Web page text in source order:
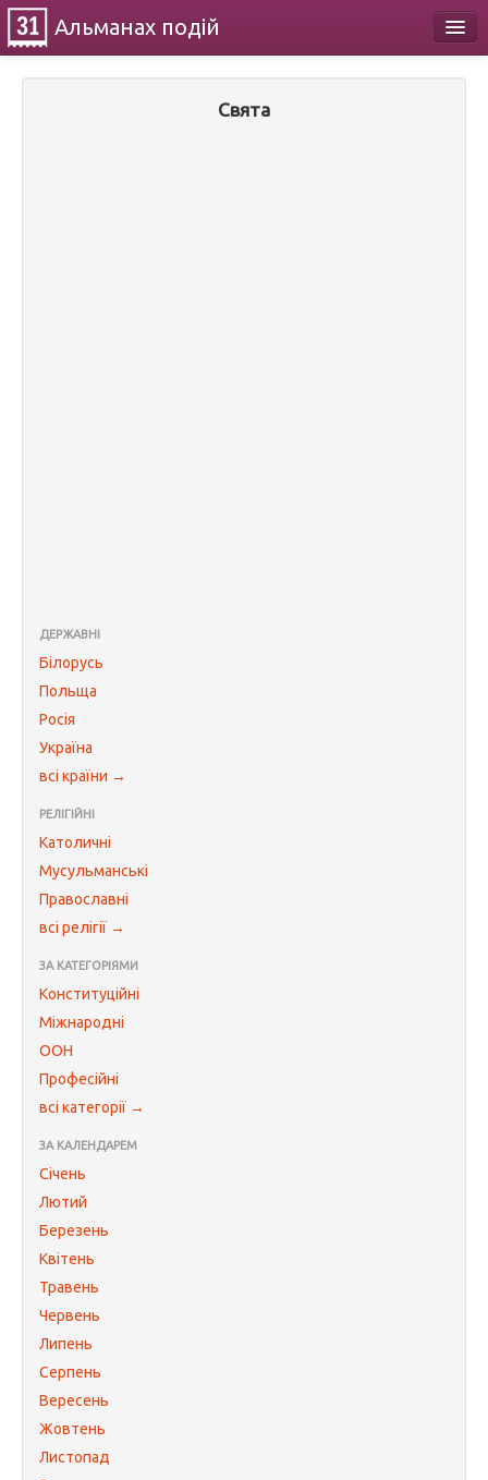
Альманах подій
Свята
ДЕРЖАВНІ
Білорусь
Польща
Росія
Україна
всі країни →
РЕЛІГІЙНІ
Католичні
Мусульманські
Православні
всі релігії →
ЗА КАТЕГОРІЯМИ
Конституційні
Міжнародні
ООН
Професійні
всі категорії →
ЗА КАЛЕНДАРЕМ
Січень
Лютий
Березень
Квітень
Травень
Червень
Липень
Серпень
Вересень
Жовтень
Листопад